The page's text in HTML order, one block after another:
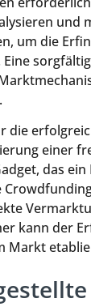
und
um die
die
einer
das
kann der
Markt